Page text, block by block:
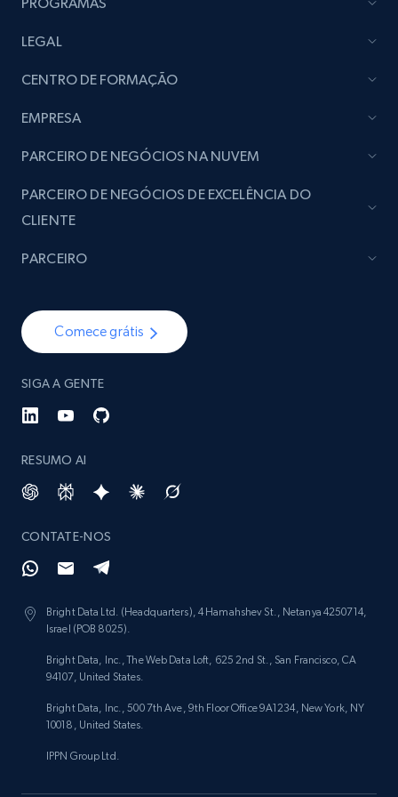
Best Buy products
URL, Product id, Title, Images, Final price,
1.1K+ 149+ Buy Now
URL, Title, Rating, Reviews, Initial price, Final
price, Currency, Stock, and more.
eCommerce
Model number, Gtin ean pn, Product name, and
eCommerce
PROGRAMAS
LEGAL
CENTRO DE FORMAÇÃO
EMPRESA
Comece grátis
SIGA A GENTE
RESUMO AI
CONTATE-NOS
Bright Data Ltd. (Headquarters), 4 Hamahshev St., Netanya 4250714,
Israel (POB 8025).
Bright Data, Inc., The Web Data Loft, 625 2nd St., San Francisco, CA
94107, United States.
Bright Data, Inc., 500 7th Ave, 9th Floor Office 9A1234, New York, NY
10018, United States.
IPPN Group Ltd.
PARCEIRO DE NEGÓCIOS NA NUVEM
PARCEIRO DE NEGÓCIOS DE EXCELÊNCIA DO
CLIENTE
PARCEIRO